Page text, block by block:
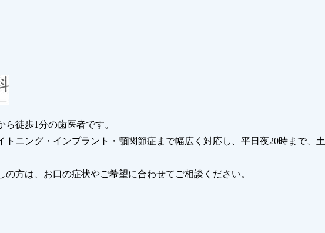
徒歩1分の歯医者です。
ニング・インプラント・顎関節症まで幅広く対応し、平日夜20時まで、土
方は、お口の症状やご希望に合わせてご相談ください。